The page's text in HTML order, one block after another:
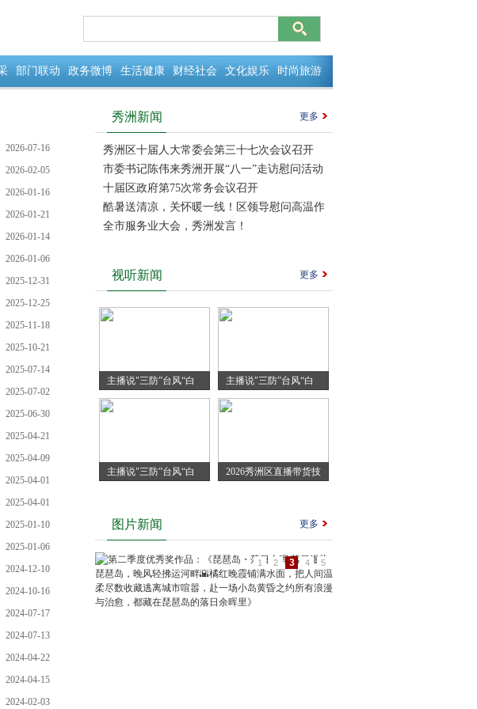
部门联动 政务微博 生活健康 财经社会 文化娱乐 时尚旅游
2026-07-16
2026-02-05
2026-01-16
2026-01-21
2026-01-14
2026-01-06
2025-12-31
2025-12-25
2025-11-18
2025-10-21
2025-07-14
2025-07-02
2025-06-30
2025-04-21
2025-04-09
2025-04-01
2025-04-01
2025-01-10
2025-01-06
2024-12-10
2024-10-16
2024-07-17
2024-07-13
2024-04-22
2024-04-15
2024-02-03
秀洲新闻 更多
秀洲区十届人大常委会第三十七次会议召开
市委书记陈伟来秀洲开展“八一”走访慰问活动
十届区政府第75次常务会议召开
酷暑送清凉，关怀暖一线！区领导慰问高温作
业一线劳动者
全市服务业大会，秀洲发言！
视听新闻 更多
主播说"三防”台风“白
海豚”逼近收好这份防
主播说"三防”台风“白
海豚”逼近收好这份防
主播说"三防”台风“白
2026秀洲区直播带货技
图片新闻 更多
1 2 3 4 5